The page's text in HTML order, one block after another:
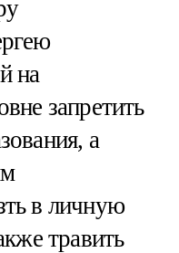
на
запретить
а
в личную
травить